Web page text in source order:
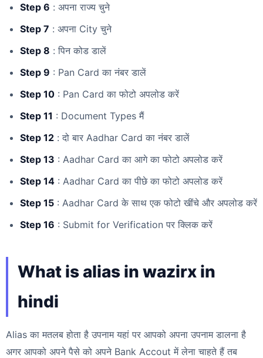
Step 6 : अपना राज्य चुने
Step 7 : अपना City चुने
Step 8 : पिन कोड डालें
Step 9 : Pan Card का नंबर डालें
Step 10 : Pan Card का फोटो अपलोड करें
Step 11 : Document Types मैं
Step 12 : दो बार Aadhar Card का नंबर डालें
Step 13 : Aadhar Card का आगे का फोटो अपलोड करें
Step 14 : Aadhar Card का पीछे का फोटो अपलोड करें
Step 15 : Aadhar Card के साथ एक फोटो खींचे और अपलोड करें
Step 16 : Submit for Verification पर क्लिक करें
What is alias in wazirx in
hindi
Alias का मतलब होता है उपनाम यहां पर आपको अपना उपनाम डालना है
अगर आपको अपने पैसे को अपने Bank Accout में लेना चाहते हैं तब